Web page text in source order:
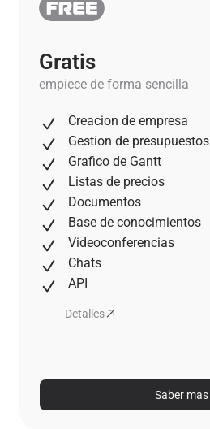
Gratis
empiece de forma sencilla
Creacion de empresa
Gestion de presupuestos
Grafico de Gantt
Listas de precios
Documentos
Base de conocimientos
Videoconferencias
Chats
API
Detalles
Saber mas